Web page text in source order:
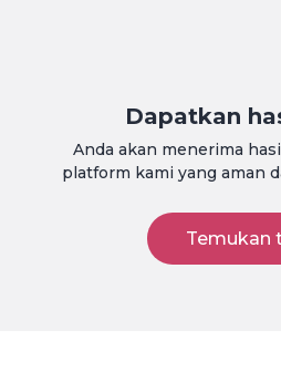
Dapatkan
Anda akan menerima
platform kami yang aman
Temukan